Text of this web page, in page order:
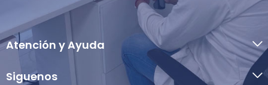
Atención y Ayuda
Siguenos